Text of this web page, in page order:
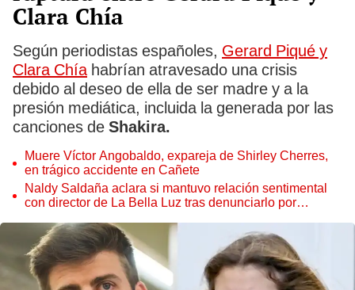
Clara Chía
Según periodistas españoles, Gerard Piqué y
Clara Chíahabrían atravesado una crisis
debido al deseo de ella de ser madre y a la
presión mediática, incluida la generada por las
canciones de Shakira.
Muere Víctor Angobaldo, expareja de Shirley Cherres,
en trágico accidente en Cañete
Naldy Saldaña aclara si mantuvo relación sentimental
con director de La Bella Luz tras denunciarlo por